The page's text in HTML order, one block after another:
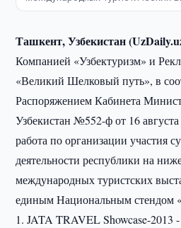
Ташкент, Узбекистан
Компанией «Узбектуризм» и
«Великий Шелковый путь», в
Распоряжением Кабинета
Узбекистан №552-ф от 16 августа
работа по организации участия
деятельности республики на
международных туристских
единым Национальным стендом
1. JATA TRAVEL Showcase-2013